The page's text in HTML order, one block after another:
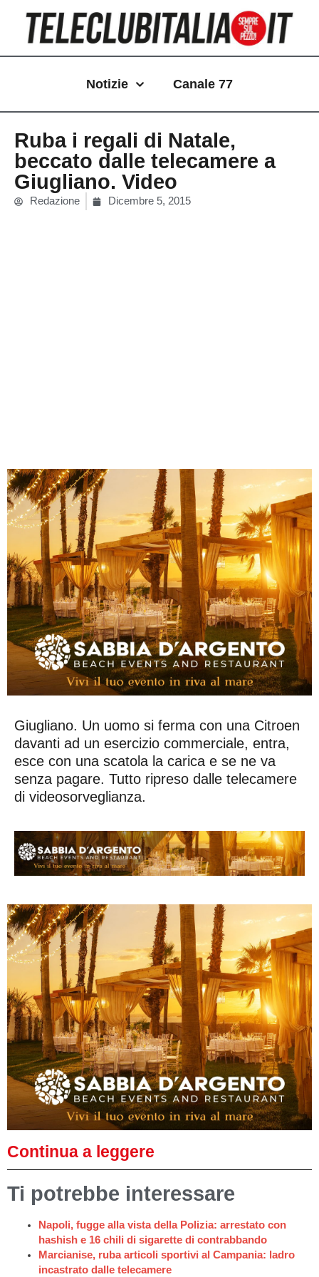
contenuto
Notizie Canale 77
Ruba i regali di Natale,
beccato dalle telecamere a
Giugliano. Video
Redazione Dicembre 5, 2015
Giugliano. Un uomo si ferma con una Citroen
davanti ad un esercizio commerciale, entra,
esce con una scatola la carica e se ne va
senza pagare. Tutto ripreso dalle telecamere
di videosorveglianza.
Continua a leggere
Ti potrebbe interessare
Napoli, fugge alla vista della Polizia: arrestato con
hashish e 16 chili di sigarette di contrabbando
Marcianise, ruba articoli sportivi al Campania: ladro
incastrato dalle telecamere